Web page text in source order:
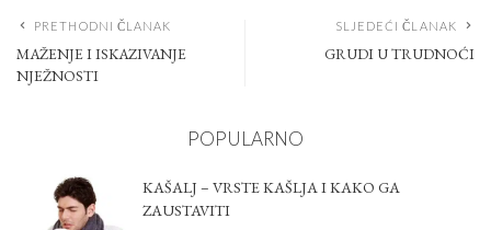
PRETHODNI ČLANAK
MAŽENJE I ISKAZIVANJE
NJEŽNOSTI
SLJEDEĆI ČLANAK
GRUDI U TRUDNOĆI
POPULARNO
KAŠALJ – VRSTE KAŠLJA I KAKO GA
ZAUSTAVITI